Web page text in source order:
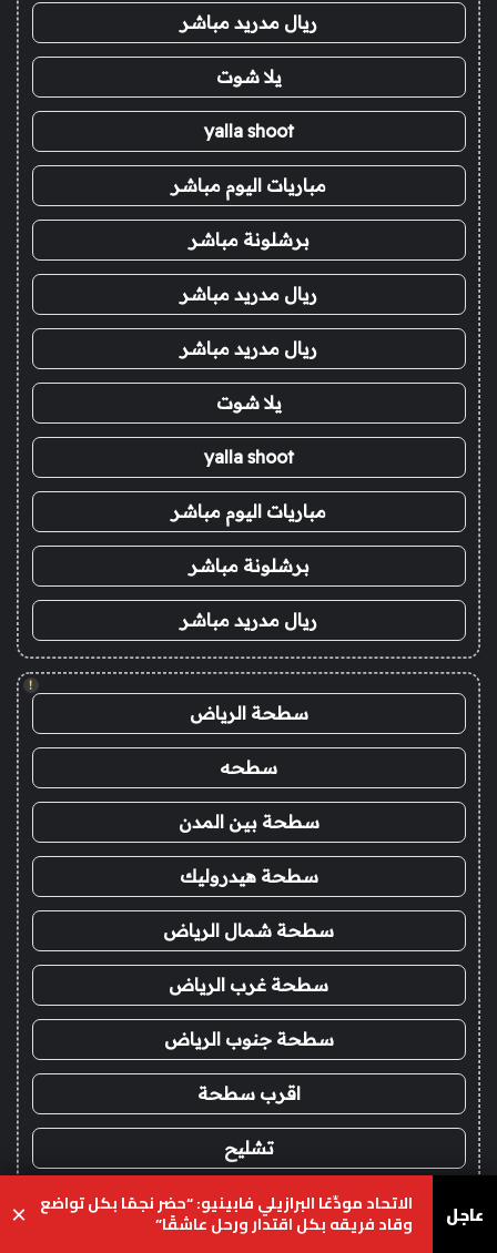
ريال مدريد مباشر
يلا شوت
yalla shoot
مباريات اليوم مباشر
برشلونة مباشر
ريال مدريد مباشر
ريال مدريد مباشر
يلا شوت
yalla shoot
مباريات اليوم مباشر
برشلونة مباشر
ريال مدريد مباشر
!
سطحة الرياض
سطحه
سطحة بين المدن
سطحة هيدروليك
سطحة شمال الرياض
سطحة غرب الرياض
سطحة جنوب الرياض
اقرب سطحة
تشليح
شراء سيارات سكراب عاجل الاتحاد مودِّعًا البرازيلي فابينيو: “حضر نجمًا بكل تواضع
وقاد فريقه بكل اقتدار ورحل عاشقًا” ×